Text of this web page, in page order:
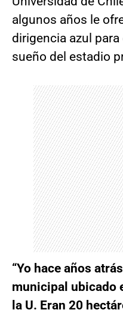
algunos años le
dirigencia azul
sueño del estadio
“Yo hace años
municipal ubicado
la U. Eran 20